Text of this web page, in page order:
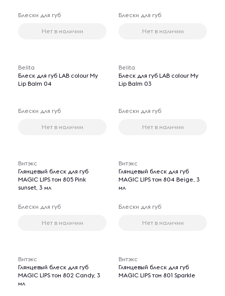
Блески для губ
Нет в наличии
Блески для губ
Нет в наличии
Belita
Блеск для губ LAB colour My
Lip Balm 04
Блески для губ
Нет в наличии
Belita
Блеск для губ LAB colour My
Lip Balm 03
Блески для губ
Нет в наличии
Витэкс
Глянцевый блеск для губ
MAGIC LIPS тон 805 Pink
sunset, 3 мл
Блески для губ
Нет в наличии
Витэкс
Глянцевый блеск для губ
MAGIC LIPS тон 804 Beige, 3
мл
Блески для губ
Нет в наличии
Витэкс
Глянцевый блеск для губ
MAGIC LIPS тон 802 Candy, 3
мл
Витэкс
Глянцевый блеск для губ
MAGIC LIPS тон 801 Sparkle